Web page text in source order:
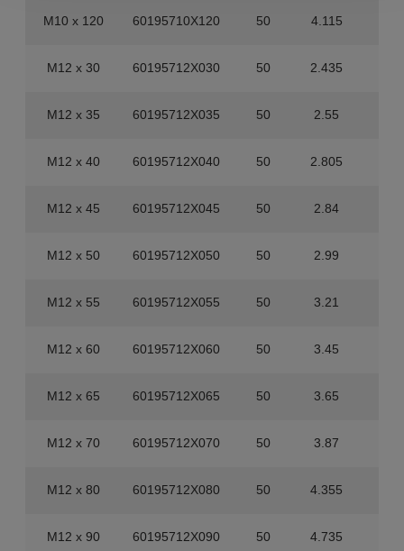
M10 x 120 60195710X120 50 4.115
M12 x 30 60195712X030 50 2.435
M12 x 35 60195712X035 50 2.55
M12 x 40 60195712X040 50 2.805
M12 x 45 60195712X045 50 2.84
M12 x 50 60195712X050 50 2.99
M12 x 55 60195712X055 50 3.21
M12 x 60 60195712X060 50 3.45
M12 x 65 60195712X065 50 3.65
M12 x 70 60195712X070 50 3.87
M12 x 80 60195712X080 50 4.355
M12 x 90 60195712X090 50 4.735